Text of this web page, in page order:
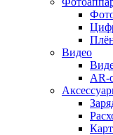
Видео
AR-